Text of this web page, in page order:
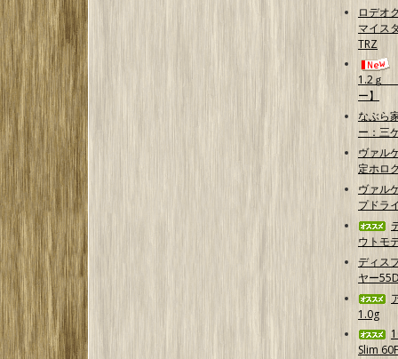
ロデオ
マイス
TRZ
1.2ｇ
ー】
なぶら
ー：三
ヴァル
定ホロ
ヴァル
プドラ
ウトモ
ディス
ヤー
1.0g
Slim